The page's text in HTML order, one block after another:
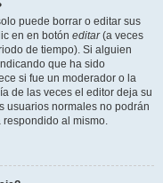
puede borrar o editar sus
en en botón editar(a veces
de tiempo). Si alguien
que ha sido
si fue un moderador o la
de las veces el editor deja su
usuarios normales no podrán
al mismo.